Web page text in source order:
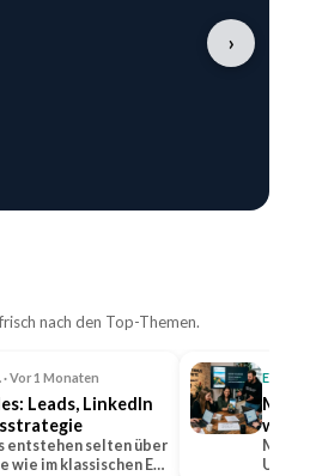
›
nach den Top-Themen.
· Vor 1 Monaten
Leads, LinkedIn
entstehen selten über
wie im klassischen E-
Mehr
Mehr